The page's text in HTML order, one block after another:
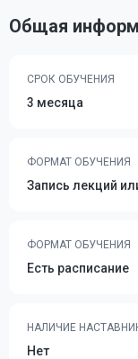
Общая
СРОК ОБУЧЕНИЯ
3 месяца
ФОРМАТ ОБУЧЕНИЯ
Запись лекций
ФОРМАТ ОБУЧЕНИЯ
Есть расписание
НАЛИЧИЕ
Нет